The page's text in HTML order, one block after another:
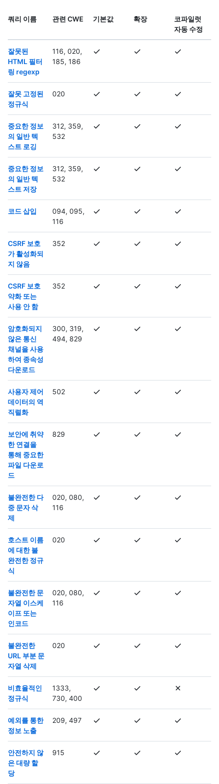
쿼리 이름 관련 CWE 기본값 확장
코파일럿
자동 수정
잘못된
HTML 필터
링 regexp
116, 020,
185, 186
잘못 고정된
정규식
020
중요한 정보
의 일반 텍
스트 로깅
312, 359,
532
중요한 정보
의 일반 텍
스트 저장
312, 359,
532
코드 삽입
094, 095,
116
CSRF 보호
가 활성화되
지 않음
352
CSRF 보호
약화 또는
사용 안 함
352
암호화되지
않은 통신
채널을 사용
하여 종속성
다운로드
300, 319,
494, 829
사용자 제어
데이터의 역
직렬화
502
보안에 취약
한 연결을
통해 중요한
파일 다운로
드
829
불완전한 다
중 문자 삭
제
020, 080,
116
호스트 이름
에 대한 불
완전한 정규
식
020
불완전한 문
자열 이스케
이프 또는
인코드
020, 080,
116
불완전한
URL 부분 문
자열 삭제
020
비효율적인
정규식
1333,
730, 400
예외를 통한
정보 노출
209, 497
안전하지 않
은 대량 할
당
915